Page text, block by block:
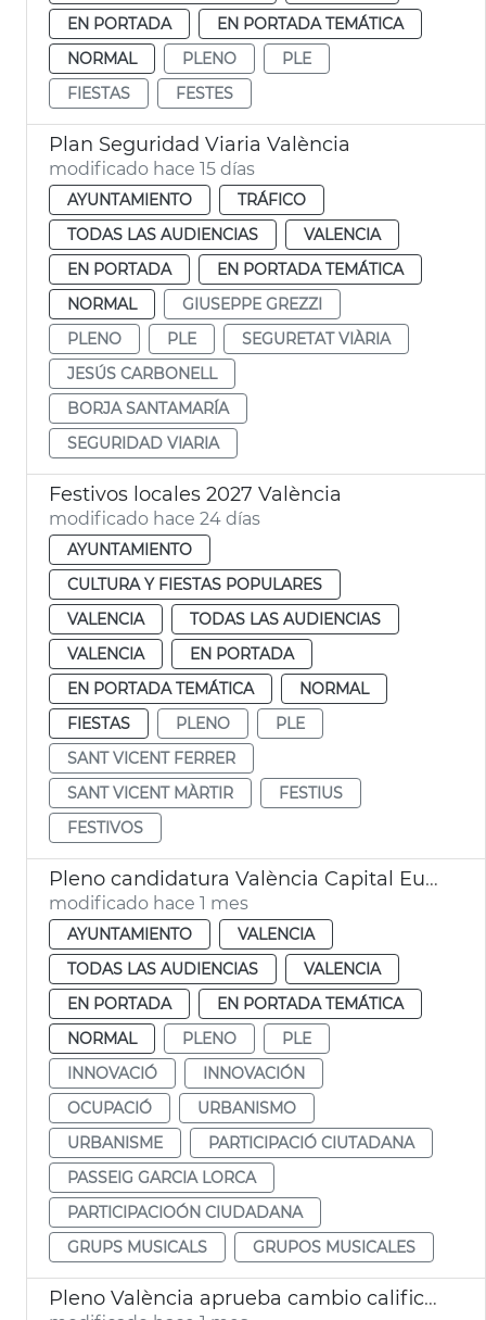
EN PORTADA
EN PORTADA TEMÁTICA
NORMAL
PLENO
PLE
FIESTAS
FESTES
Plan Seguridad Viaria València
modificado hace 15 días
AYUNTAMIENTO
TRÁFICO
TODAS LAS AUDIENCIAS
VALENCIA
EN PORTADA
EN PORTADA TEMÁTICA
NORMAL
GIUSEPPE GREZZI
PLENO
PLE
SEGURETAT VIÀRIA
JESÚS CARBONELL
BORJA SANTAMARÍA
SEGURIDAD VIARIA
Festivos locales 2027 València
modificado hace 24 días
AYUNTAMIENTO
CULTURA Y FIESTAS POPULARES
VALENCIA
TODAS LAS AUDIENCIAS
VALENCIA
EN PORTADA
EN PORTADA TEMÁTICA
NORMAL
FIESTAS
PLENO
PLE
SANT VICENT FERRER
SANT VICENT MÀRTIR
FESTIUS
FESTIVOS
Pleno candidatura València Capital Europea Innovación
modificado hace 1 mes
AYUNTAMIENTO
VALENCIA
TODAS LAS AUDIENCIAS
VALENCIA
EN PORTADA
EN PORTADA TEMÁTICA
NORMAL
PLENO
PLE
INNOVACIÓ
INNOVACIÓN
OCUPACIÓ
URBANISMO
URBANISME
PARTICIPACIÓ CIUTADANA
PASSEIG GARCIA LORCA
PARTICIPACIOÓN CIUDADANA
GRUPS MUSICALS
GRUPOS MUSICALES
Pleno València aprueba cambio calificación naves Guatla